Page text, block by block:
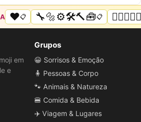
❤️📋 🔧🔩⚙️🛠️🔨🧰📋
em
e
Grupos
😀 Sorrisos & Emoção
🧍 Pessoas & Corpo
🐾 Animais & Natureza
🍔 Comida & Bebida
✈️ Viagem & Lugares